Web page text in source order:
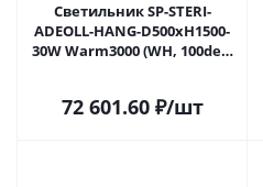
Светильник SP-STERI-
ADEOLL-HANG-D500xH1500-
30W Warm3000 (WH, 100deg,
72 601.60₽/шт